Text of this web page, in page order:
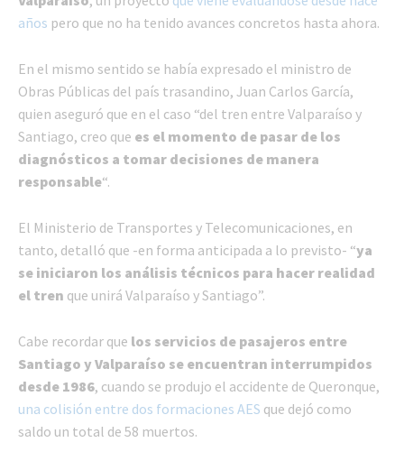
años pero que no ha tenido avances concretos hasta ahora.
En el mismo sentido se había expresado el ministro de
Obras Públicas del país trasandino, Juan Carlos García,
quien aseguró que en el caso “del tren entre Valparaíso y
Santiago, creo que es el momento de pasar de los
diagnósticos a tomar decisiones de manera
responsable“.
El Ministerio de Transportes y Telecomunicaciones, en
tanto, detalló que -en forma anticipada a lo previsto- “ya
se iniciaron los análisis técnicos para hacer realidad
el tren que unirá Valparaíso y Santiago”.
Cabe recordar que los servicios de pasajeros entre
Santiago y Valparaíso se encuentran interrumpidos
desde 1986, cuando se produjo el accidente de Queronque,
una colisión entre dos formaciones AES que dejó como
saldo un total de 58 muertos.